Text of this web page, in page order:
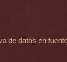
de datos en